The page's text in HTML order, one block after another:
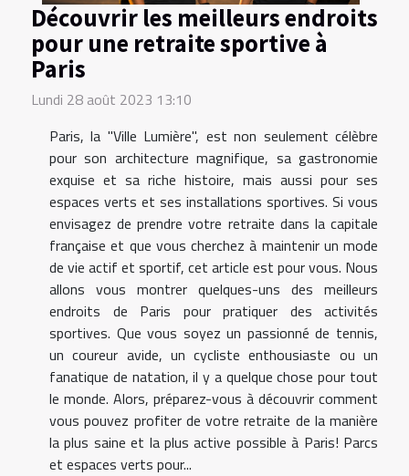
Découvrir les meilleurs endroits
pour une retraite sportive à
Paris
Lundi 28 août 2023 13:10
Paris, la "Ville Lumière", est non seulement célèbre
pour son architecture magnifique, sa gastronomie
exquise et sa riche histoire, mais aussi pour ses
espaces verts et ses installations sportives. Si vous
envisagez de prendre votre retraite dans la capitale
française et que vous cherchez à maintenir un mode
de vie actif et sportif, cet article est pour vous. Nous
allons vous montrer quelques-uns des meilleurs
endroits de Paris pour pratiquer des activités
sportives. Que vous soyez un passionné de tennis,
un coureur avide, un cycliste enthousiaste ou un
fanatique de natation, il y a quelque chose pour tout
le monde. Alors, préparez-vous à découvrir comment
vous pouvez profiter de votre retraite de la manière
la plus saine et la plus active possible à Paris! Parcs
et espaces verts pour...